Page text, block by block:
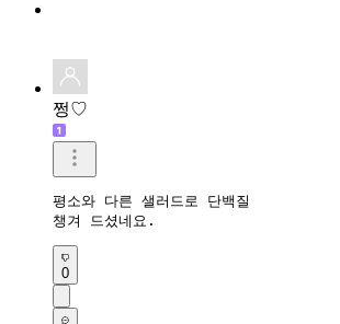
쩡♡
평소와 다른 샐러드로 단백질
챙겨 드셨네요.
0